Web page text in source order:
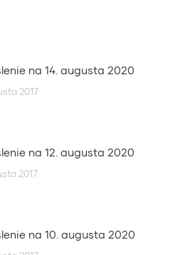
na 14. augusta 2020
2017
na 12. augusta 2020
2017
na 10. augusta 2020